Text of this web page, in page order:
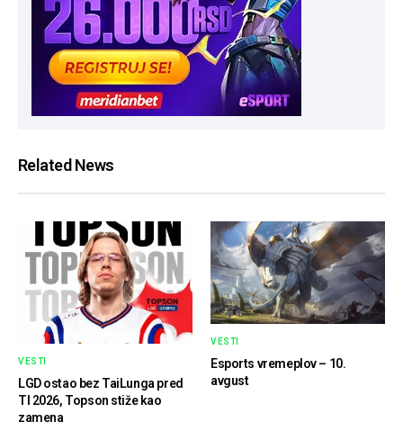
Related News
VESTI
LGD ostao bez TaiLunga pred
TI 2026, Topson stiže kao
zamena
VESTI
Esports vremeplov – 10.
avgust